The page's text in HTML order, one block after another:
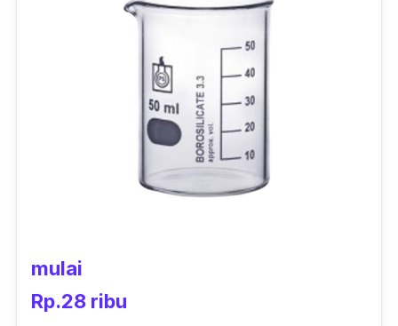
desain dari gelas ukur dari Tokyo1 satu ini,
nyaman dan mudah untuk digunakan.
Cek harga terbaru Tokyo1 109693 Measure
mulai
Rp.28 ribu